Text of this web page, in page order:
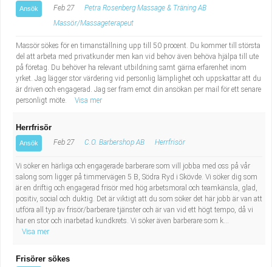
Ansök Feb 27
Petra Rosenberg Massage & Träning AB
Massör/Massageterapeut
Massör sökes för en timanställning upp till 50 procent. Du kommer till största
del att arbeta med privatkunder men kan vid behov även behöva hjälpa till ute
på företag. Du behöver ha relevant utbildning samt gärna erfarenhet inom
yrket. Jag lägger stor värdering vid personlig lämplighet och uppskattar att du
är driven och engagerad. Jag ser fram emot din ansökan per mail för ett senare
personligt möte.
Visa mer
Herrfrisör
Ansök Feb 27 C.O. Barbershop AB Herrfrisör
Vi söker en härliga och engagerade barberare som vill jobba med oss på vår
salong som ligger på timmervägen 5 B, Södra Ryd i Skövde. Vi söker dig som
är en driftig och engagerad frisör med hög arbetsmoral och teamkänsla, glad,
positiv, social och duktig. Det är viktigt att du som söker det här jobb är van att
utföra all typ av frisör/barberare tjänster och är van vid ett högt tempo, då vi
har en stor och inarbetad kundkrets. Vi söker även barberare som k...
Visa mer
Frisörer sökes